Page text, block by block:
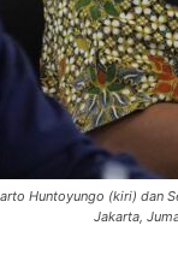
Huntoyungo (kiri) dan
Jakarta,